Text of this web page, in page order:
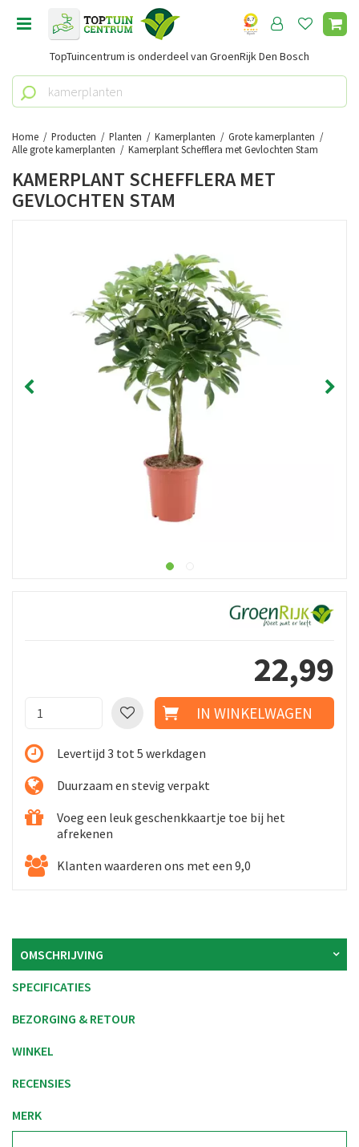
Home Producten Planten Kamerplanten
Grote kamerplanten
Alle grote kamerplanten
Kamerplant Schefflera met Gevlochten Stam
TopTuincentrum is onderdeel van GroenRijk Den Bosch
KAMERPLANT SCHEFFLERA MET
GEVLOCHTEN STAM
22,99
Levertijd 3 tot 5 werkdagen
Duurzaam en stevig verpakt
Voeg een leuk geschenkkaartje toe bij het
afrekenen
Klanten waarderen ons met een 9,0
OMSCHRIJVING
SPECIFICATIES
BEZORGING & RETOUR
WINKEL
RECENSIES
MERK